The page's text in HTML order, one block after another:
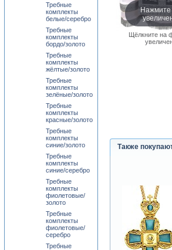
Нажмите
Щёлкните на
Также
Требные
комплекты
белые/серебро
Требные
комплекты
бордо/золото
Требные
комплекты
жёлтые/золото
Требные
комплекты
зелёные/золото
Требные
комплекты
красные/золото
Требные
комплекты
синие/золото
Требные
комплекты
синие/серебро
Требные
комплекты
фиолетовые/
золото
Требные
комплекты
фиолетовые/
серебро
Требные